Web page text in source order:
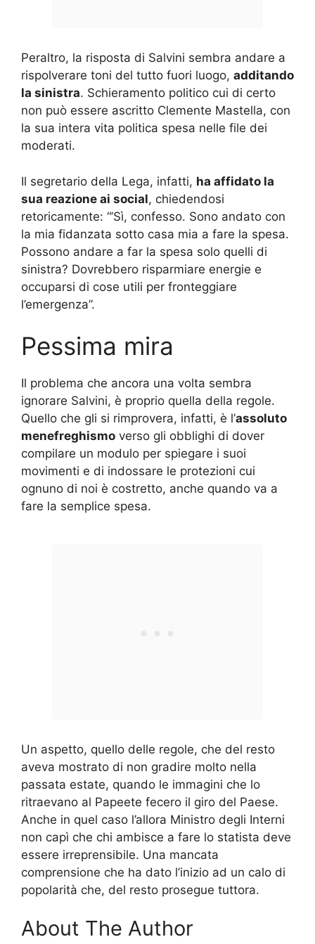
Peraltro, la risposta di Salvini sembra andare a
rispolverare toni del tutto fuori luogo, additando
la sinistra. Schieramento politico cui di certo
non può essere ascritto Clemente Mastella, con
la sua intera vita politica spesa nelle file dei
moderati.
Il segretario della Lega, infatti, ha affidato la
sua reazione ai social, chiedendosi
retoricamente: “’Sì, confesso. Sono andato con
la mia fidanzata sotto casa mia a fare la spesa.
Possono andare a far la spesa solo quelli di
sinistra? Dovrebbero risparmiare energie e
occuparsi di cose utili per fronteggiare
l’emergenza”.
Pessima mira
Il problema che ancora una volta sembra
ignorare Salvini, è proprio quella della regole.
Quello che gli si rimprovera, infatti, è l’assoluto
menefreghismo verso gli obblighi di dover
compilare un modulo per spiegare i suoi
movimenti e di indossare le protezioni cui
ognuno di noi è costretto, anche quando va a
fare la semplice spesa.
Un aspetto, quello delle regole, che del resto
aveva mostrato di non gradire molto nella
passata estate, quando le immagini che lo
ritraevano al Papeete fecero il giro del Paese.
Anche in quel caso l’allora Ministro degli Interni
non capì che chi ambisce a fare lo statista deve
essere irreprensibile. Una mancata
comprensione che ha dato l’inizio ad un calo di
popolarità che, del resto prosegue tuttora.
About The Author